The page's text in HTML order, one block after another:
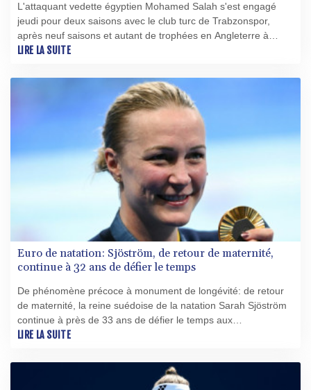
L'attaquant vedette égyptien Mohamed Salah s'est engagé
jeudi pour deux saisons avec le club turc de Trabzonspor,
après neuf saisons et autant de trophées en Angleterre à
Liverpool.
LIRE LA SUITE
Euro de natation: Sjöström, de retour de maternité,
continue à 32 ans de défier le temps
De phénomène précoce à monument de longévité: de retour
de maternité, la reine suédoise de la natation Sarah Sjöström
continue à près de 33 ans de défier le temps aux
Championnats d'Europe de Paris, avec dans le viseur les JO
LIRE LA SUITE